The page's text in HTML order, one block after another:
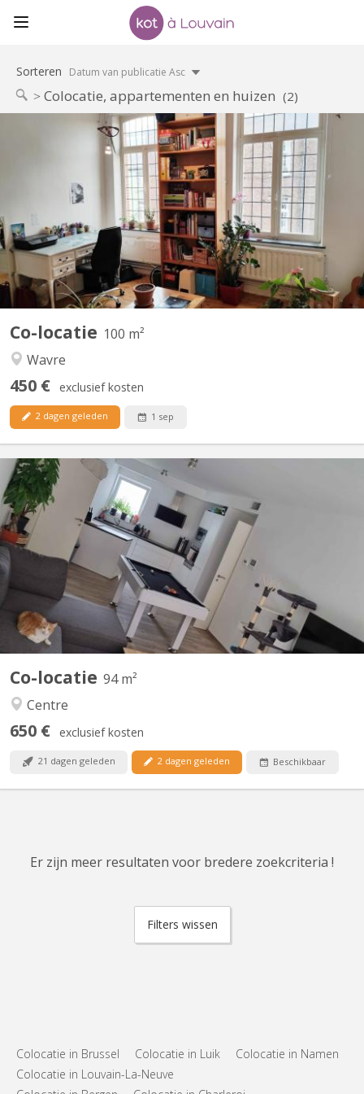
Sorteren Datum van publicatie Asc
Colocatie, appartementen en huizen (2)
Co-locatie 100 m²
Wavre
450 € exclusief kosten
2 dagen geleden 1 sep
KV 1374
Maison indépendante avec 4 belles chambres (3x20m2 +
1x12m2) à louer pour étudiant(e)s, au calme avec jardin.
Uniquement bail 12 mois 01/09/2026 - 31/08/2027 Pas de
domiciliation possible Pas d'animal Reste 1 chambres libre
Planchers en bois, chambres lumineuses. Cour intérieure, jardin
100m2,...
Co-locatie 94 m²
Centre
650 € exclusief kosten
21 dagen geleden 2 dagen geleden Beschikbaar
Bonjour, La seconde chambre se libère dans un appart 2
chambres. idéale pour un premier emménagement, tout est
meublé sauf la chambre. Disponible a partir du 15 septembre
2026, négociable plus tôt (début aout). La chambre fait 9M² dans
un appartement au centre de Courbevoie derrière l'esplanade à...
Er zijn meer resultaten voor bredere zoekcriteria !
Filters wissen
Colocatie in Brussel Colocatie in Luik
Colocatie in Namen
Colocatie in Louvain-La-Neuve